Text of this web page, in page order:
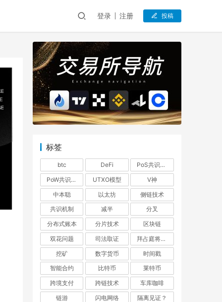
登录 注册 投稿
标签
btc DeFi
PoS共识机制
PoW共识机制
UTXO模型
V神
中本聪
以太坊
侧链技术
共识机制
减半
分叉
分布式账本
分片技术
区块链
双花问题
司法取证
拜占庭将军问题
挖矿
数字货币
时间戳
智能合约
比特币
莱特币
跨境支付
跨链技术
车库咖啡
链游
闪电网络 隔离见证？